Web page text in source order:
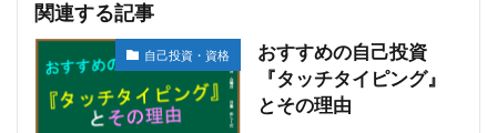
関連する記事
自己投資・資格
おすすめの自己投資
『タッチタイピング』
とその理由